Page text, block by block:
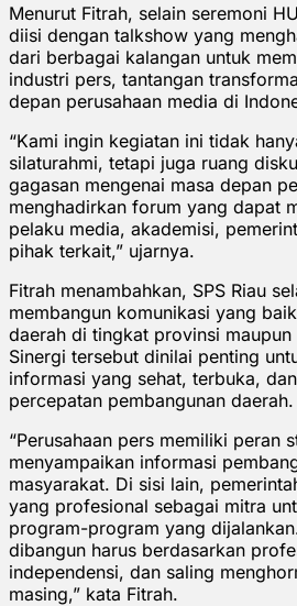
Menurut Fitrah, selain seremoni
diisi dengan talkshow yang
dari berbagai kalangan untuk
industri pers, tantangan
depan perusahaan media di
“Kami ingin kegiatan ini tidak
silaturahmi, tetapi juga ruang
gagasan mengenai masa depan
menghadirkan forum yang dapat
pelaku media, akademisi,
pihak terkait,” ujarnya.
Fitrah menambahkan, SPS Riau
membangun komunikasi yang
daerah di tingkat provinsi
Sinergi tersebut dinilai penting
informasi yang sehat, terbuka,
percepatan pembangunan daerah.
“Perusahaan pers memiliki peran
menyampaikan informasi
masyarakat. Di sisi lain,
yang profesional sebagai mitra
program-program yang
dibangun harus berdasarkan
independensi, dan saling
masing,” kata Fitrah.